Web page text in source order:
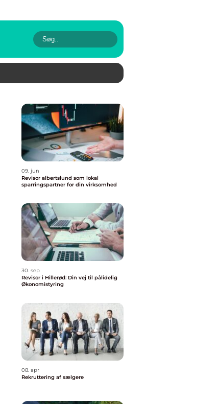
09. jun
Revisor albertslund som lokal
sparringspartner for din virksomhed
30. sep
Revisor i Hillerød: Din vej til pålidelig
Økonomistyring
08. apr
Rekruttering af sælgere